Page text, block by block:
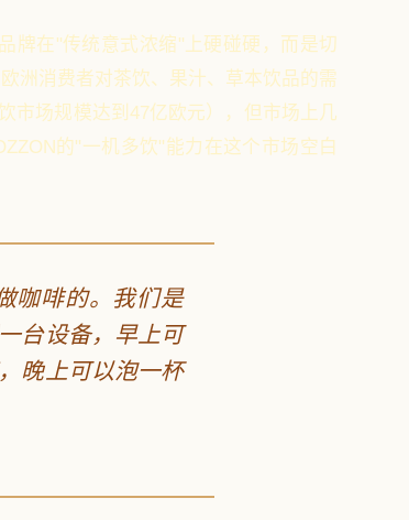
牌在"传统意式浓缩"上硬碰硬，而是切
洲消费者对茶饮、果汁、草本饮品的需
市场规模达到47亿欧元），但市场上几
的"一机多饮"能力在这个市场空白
咖啡的。我们是
台设备，早上可
晚上可以泡一杯